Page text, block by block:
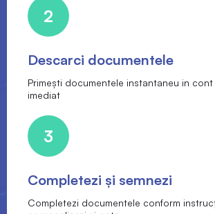
2
Descarci documentele
Primești documentele instantaneu in
imediat
3
Completezi și semnezi
Completezi documentele conform